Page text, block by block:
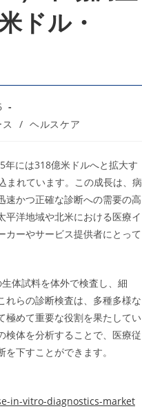
ドル・
/ ヘルスケア
には318億米ドルへと拡大す
まれています。この成長は、病
速かつ正確な診断への需要の高
平洋地域や北米における医療イ
カーやサービス提供者にとって
体試料を体外で検査し、細
れらの診断検査は、多種多様な
極めて重要な役割を果たしてい
検体を分析することで、医療従
下すことができます。
in-vitro-diagnostics-market